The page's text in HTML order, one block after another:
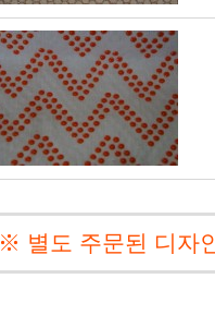
※ 별도 주문된 디자